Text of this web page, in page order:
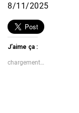
8/11/2025
J’aime ça :
chargement…